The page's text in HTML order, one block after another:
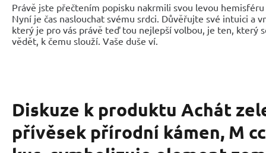
Právě jste přečtením popisku nakrmili svou levou
Nyní je čas naslouchat svému srdci. Důvěřujte své intuici a
který je pro vás právě teď tou nejlepší volbou, je ten, který
vědět, k čemu slouží. Vaše duše ví.
Diskuze k produktu Achát
přívěsek přírodní kámen, M